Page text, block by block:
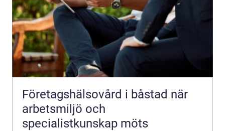
Företagshälsovård i båstad när
arbetsmiljö och
specialistkunskap möts